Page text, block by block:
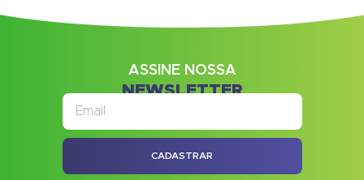
ASSINE NOSSA
NEWSLETTER
CADASTRAR